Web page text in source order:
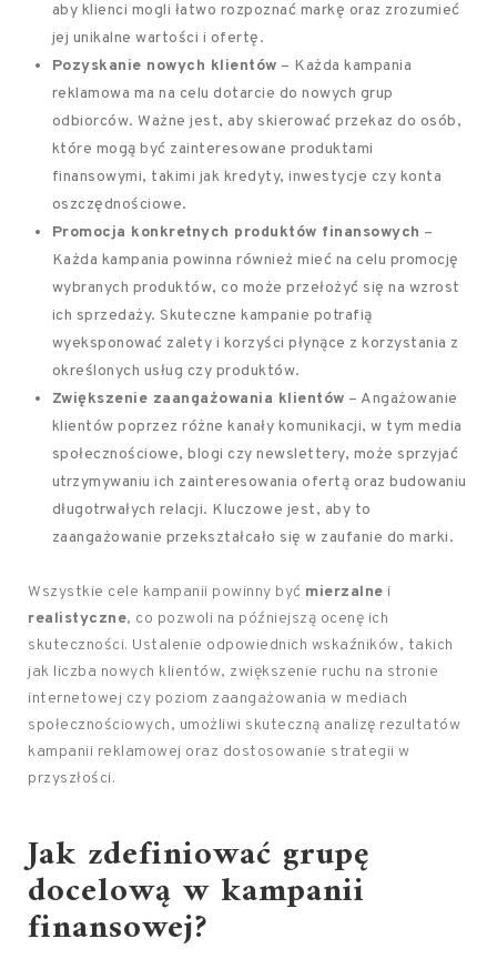
aby klienci mogli łatwo rozpoznać markę oraz zrozumieć
jej unikalne wartości i ofertę.
Pozyskanie nowych klientów – Każda kampania
reklamowa ma na celu dotarcie do nowych grup
odbiorców. Ważne jest, aby skierować przekaz do osób,
które mogą być zainteresowane produktami
finansowymi, takimi jak kredyty, inwestycje czy konta
oszczędnościowe.
Promocja konkretnych produktów finansowych –
Każda kampania powinna również mieć na celu promocję
wybranych produktów, co może przełożyć się na wzrost
ich sprzedaży. Skuteczne kampanie potrafią
wyeksponować zalety i korzyści płynące z korzystania z
określonych usług czy produktów.
Zwiększenie zaangażowania klientów – Angażowanie
klientów poprzez różne kanały komunikacji, w tym media
społecznościowe, blogi czy newslettery, może sprzyjać
utrzymywaniu ich zainteresowania ofertą oraz budowaniu
długotrwałych relacji. Kluczowe jest, aby to
zaangażowanie przekształcało się w zaufanie do marki.
Wszystkie cele kampanii powinny być mierzalne i
realistyczne, co pozwoli na późniejszą ocenę ich
skuteczności. Ustalenie odpowiednich wskaźników, takich
jak liczba nowych klientów, zwiększenie ruchu na stronie
internetowej czy poziom zaangażowania w mediach
społecznościowych, umożliwi skuteczną analizę rezultatów
kampanii reklamowej oraz dostosowanie strategii w
przyszłości.
Jak zdefiniować grupę
docelową w kampanii
finansowej?